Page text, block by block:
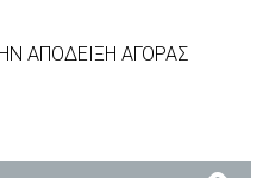
ΑΠΟΔΕΙΞΗ ΑΓΟΡΑΣ